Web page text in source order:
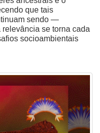
que tais
sendo —
se torna cada
socioambientais